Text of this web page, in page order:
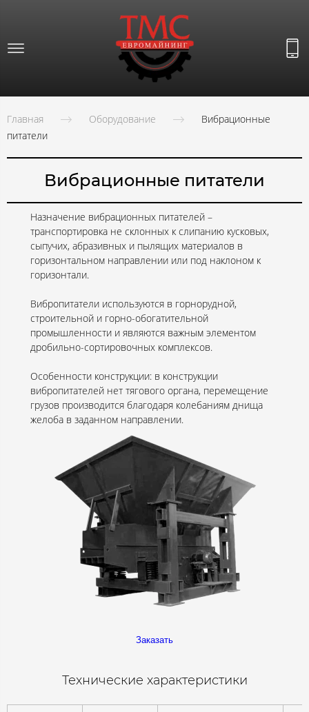
Главная Оборудование
Вибрационные
питатели
Вибрационные питатели
Назначение вибрационных питателей –
транспортировка не склонных к слипанию кусковых,
сыпучих, абразивных и пылящих материалов в
горизонтальном направлении или под наклоном к
горизонтали.
Вибропитатели используются в горнорудной,
строительной и горно-обогатительной
промышленности и являются важным элементом
дробильно-сортировочных комплексов.
Особенности конструкции: в конструкции
вибропитателей нет тягового органа, перемещение
грузов производится благодаря колебаниям днища
желоба в заданном направлении.
Заказать
Технические характеристики